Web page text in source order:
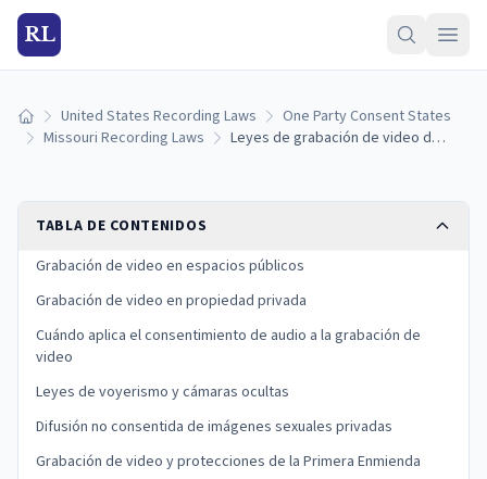
RL
Inicio United States Recording Laws
One Party Consent States
Missouri Recording Laws
Leyes de grabación de video de Misuri: espacios públicos, propiedad privada y reglas de consentimiento
TABLA DE CONTENIDOS
Grabación de video en espacios públicos
Grabación de video en propiedad privada
Cuándo aplica el consentimiento de audio a la grabación de
video
Leyes de voyerismo y cámaras ocultas
Difusión no consentida de imágenes sexuales privadas
Grabación de video y protecciones de la Primera Enmienda